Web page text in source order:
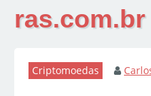
ras.com.br
Criptomoedas